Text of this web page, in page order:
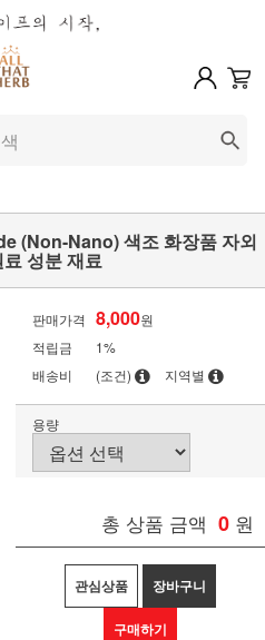
(Non-Nano) 색조 화장품 자외
성분 재료
판매가격 8,000원
적립금
1%
배송비
(조건) 지역별
용량
총 상품 금액 0 원
관심상품 장바구니
구매하기